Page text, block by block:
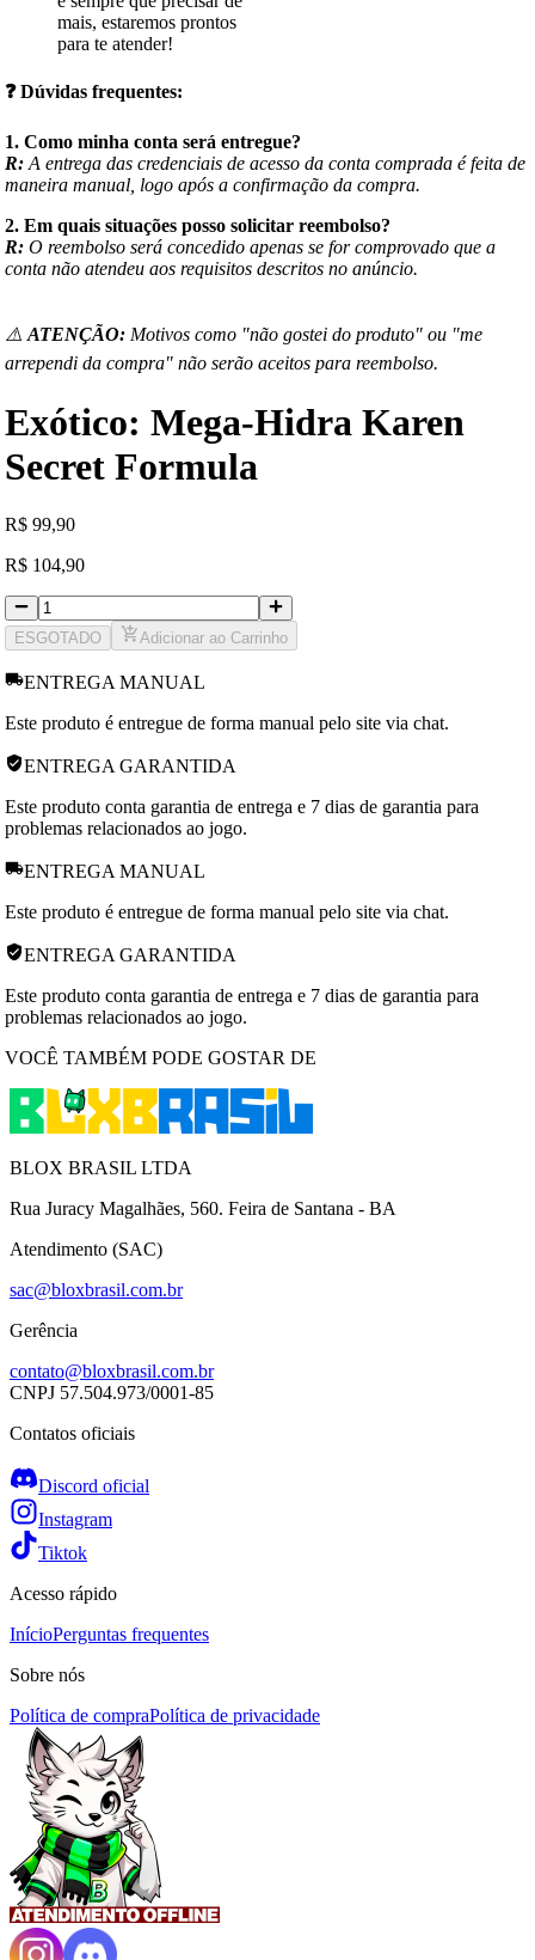
mais, estaremos prontos
para te atender!
❓Dúvidas frequentes:
1. Como minha conta será entregue?
R: A entrega das credenciais de acesso da conta comprada é feita de
maneira manual, logo após a confirmação da compra.
2. Em quais situações posso solicitar reembolso?
R: O reembolso será concedido apenas se for comprovado que a
conta não atendeu aos requisitos descritos no anúncio.
⚠️ ATENÇÃO: Motivos como "não gostei do produto" ou "me
arrependi da compra" não serão aceitos para reembolso.
Exótico: Mega-Hidra Karen
Secret Formula
R$ 99,90
R$ 104,90
ESGOTADO Adicionar ao Carrinho
ENTREGA MANUAL
Este produto é entregue de forma manual pelo site via chat.
ENTREGA GARANTIDA
Este produto conta garantia de entrega e 7 dias de garantia para
problemas relacionados ao jogo.
ENTREGA MANUAL
Este produto é entregue de forma manual pelo site via chat.
ENTREGA GARANTIDA
Este produto conta garantia de entrega e 7 dias de garantia para
problemas relacionados ao jogo.
VOCÊ TAMBÉM PODE GOSTAR DE
BLOX BRASIL LTDA
Rua Juracy Magalhães, 560. Feira de Santana - BA
Atendimento (SAC)
sac@bloxbrasil.com.br
Gerência
contato@bloxbrasil.com.br
CNPJ 57.504.973/0001-85
Contatos oficiais
Discord oficial
Instagram
Tiktok
Acesso rápido
InícioPerguntas frequentes
Sobre nós
Política de compraPolítica de privacidade